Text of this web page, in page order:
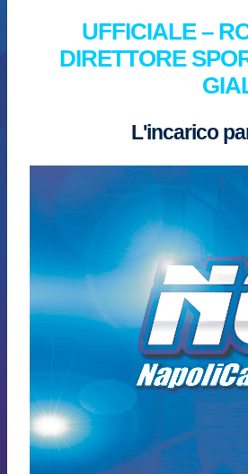
UFFICIALE –
DIRETTORE
L'incarico